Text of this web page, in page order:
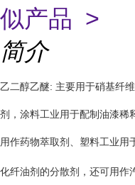
似产品 >
简介
乙二醇乙醚: 主要用于硝基纤
剂，涂料工业用于配制油漆稀
用作药物萃取剂、塑料工业用
化纤油剂的分散剂，还可用作